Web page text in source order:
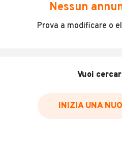
Nota bene: La dotazione
scusiamo per l'inconveniente
responsabilità per eventuali
che non rappresentano in
contrattuale.
Nessun
Prova a modificare o
Vuoi
INIZIA UNA